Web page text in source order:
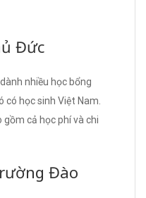
Đức
nhiều học bổng
có học sinh Việt Nam.
cả học phí và chi
Đào